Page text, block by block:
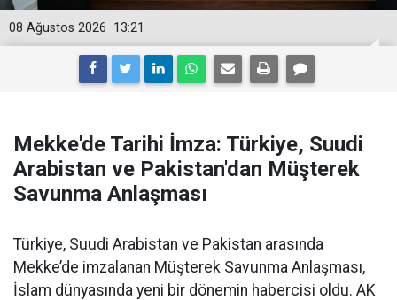
13:21
08 Ağustos 2026
Mekke'de Tarihi İmza: Türkiye, Suudi
Arabistan ve Pakistan'dan Müşterek
Savunma Anlaşması
Türkiye, Suudi Arabistan ve Pakistan arasında
Mekke’de imzalanan Müşterek Savunma Anlaşması,
İslam dünyasında yeni bir dönemin habercisi oldu. AK